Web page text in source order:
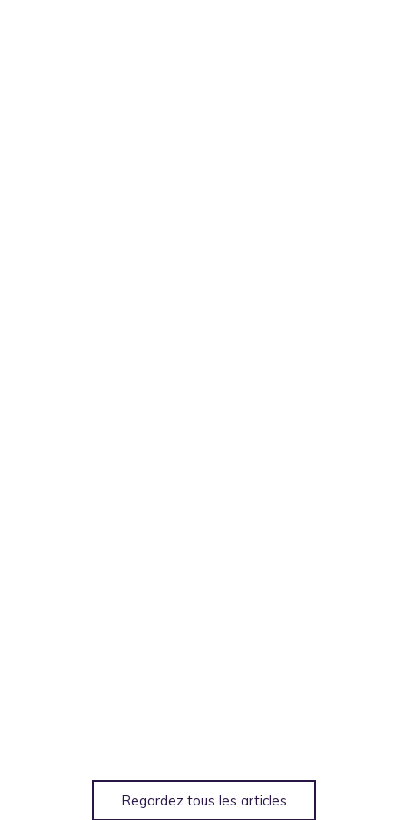
Regardez tous les articles